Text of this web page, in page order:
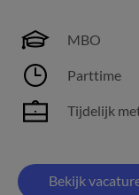
MBO
Parttime
Tijdelijk
Bekijk